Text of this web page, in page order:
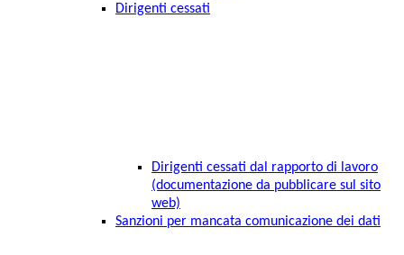
Dirigenti cessati
Dirigenti cessati dal rapporto di lavoro
(documentazione da pubblicare sul sito
web)
Sanzioni per mancata comunicazione dei dati